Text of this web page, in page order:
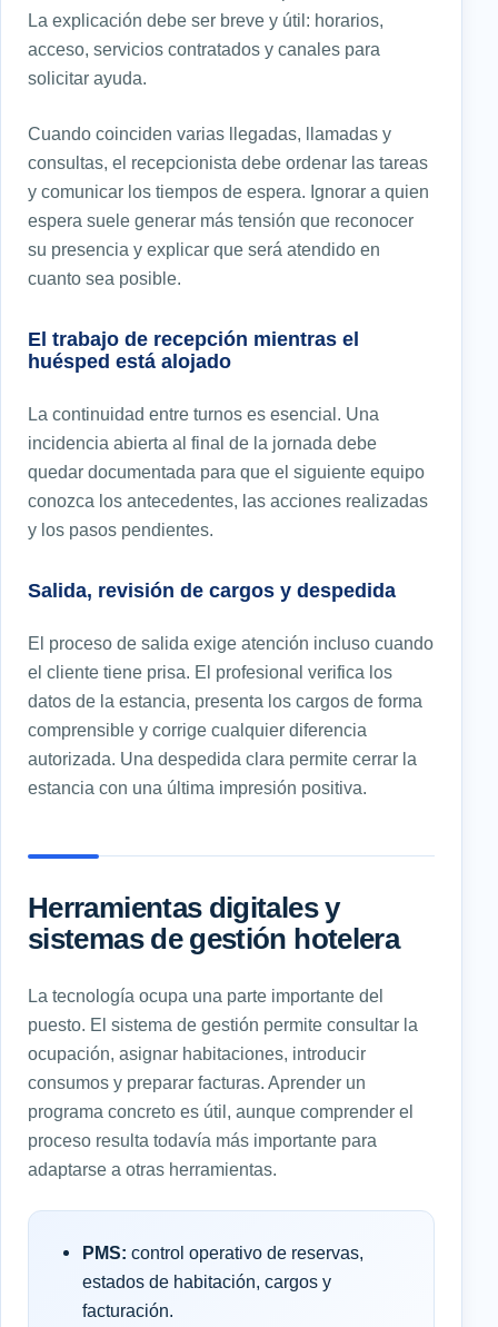
La explicación debe ser breve y útil: horarios,
acceso, servicios contratados y canales para
solicitar ayuda.
Cuando coinciden varias llegadas, llamadas y
consultas, el recepcionista debe ordenar las tareas
y comunicar los tiempos de espera. Ignorar a quien
espera suele generar más tensión que reconocer
su presencia y explicar que será atendido en
cuanto sea posible.
El trabajo de recepción mientras el
huésped está alojado
La continuidad entre turnos es esencial. Una
incidencia abierta al final de la jornada debe
quedar documentada para que el siguiente equipo
conozca los antecedentes, las acciones realizadas
y los pasos pendientes.
Salida, revisión de cargos y despedida
El proceso de salida exige atención incluso cuando
el cliente tiene prisa. El profesional verifica los
datos de la estancia, presenta los cargos de forma
comprensible y corrige cualquier diferencia
autorizada. Una despedida clara permite cerrar la
estancia con una última impresión positiva.
Herramientas digitales y
sistemas de gestión hotelera
La tecnología ocupa una parte importante del
puesto. El sistema de gestión permite consultar la
ocupación, asignar habitaciones, introducir
consumos y preparar facturas. Aprender un
programa concreto es útil, aunque comprender el
proceso resulta todavía más importante para
adaptarse a otras herramientas.
PMS: control operativo de reservas,
estados de habitación, cargos y
facturación.